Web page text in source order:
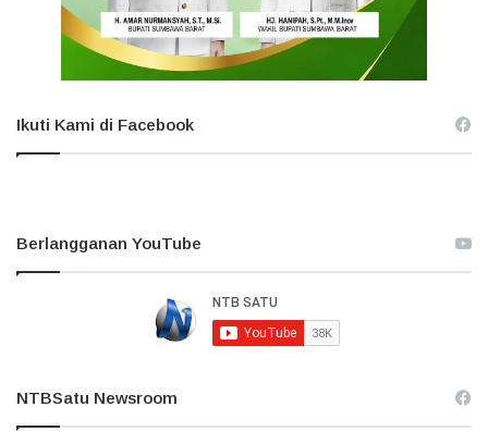
Ikuti Kami di Facebook
Berlangganan YouTube
NTBSatu Newsroom